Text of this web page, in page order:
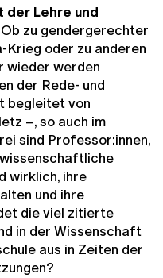
der Lehre und
Ob zu gendergerechter
Krieg oder zu anderen
wieder werden
der Rede- und
begleitet von
–, so auch im
sind Professor:innen,
wirklich, ihre
und ihre
die viel zitierte
in der Wissenschaft
aus in Zeiten der